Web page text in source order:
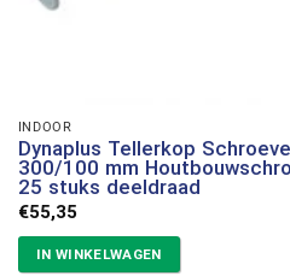
INDOOR
Dynaplus Tellerkop
300/100 mm
25 stuks deeldraad
€55,35
IN WINKELWAGEN